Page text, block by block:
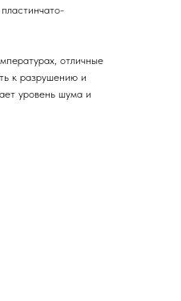
отличные
к разрушению и
уровень шума и